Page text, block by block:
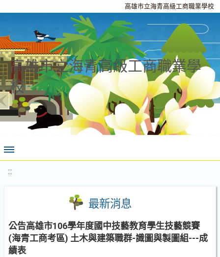
高雄市立海青高級工商職業學校
高雄市立海青高級工商職業學
校
:::
最新消息
公告高雄市106學年度國中技藝教育學生技藝競賽
(海青工商考區) 土木與建築職群-識圖與製圖組---成
績表